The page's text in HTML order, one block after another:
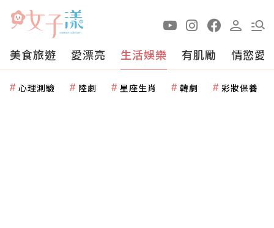
美食旅遊 愛漂亮 生活娛樂 有肌勵 情慾愛
心理測驗 陸劇 星座生肖 韓劇 彩妝保養